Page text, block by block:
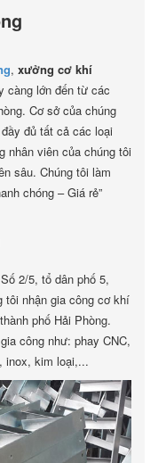
, xưởng cơ khí
càng lớn đến từ các
Cơ sở của chúng
đủ tất cả các loại
nhân viên của chúng tôi
sâu. Chúng tôi làm
chóng – Giá rẻ”
2/5, tổ dân phố 5,
tôi nhận gia công cơ khí
phố Hải Phòng.
công như: phay CNC,
inox, kim loại,...